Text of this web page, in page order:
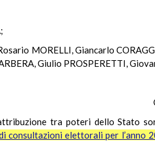
MORELLI, Giancarlo
Giulio PROSPERETTI,
tra poteri dello Stato
consultazioni elettorali per l’anno